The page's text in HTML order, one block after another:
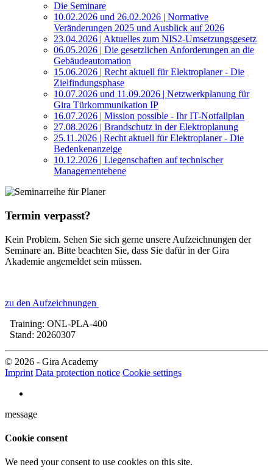
Die Seminare
10.02.2026 und 26.02.2026 | Normative
Veränderungen 2025 und Ausblick auf 2026
23.04.2026 | Aktuelles zum NIS2-Umsetzungsgesetz
06.05.2026 | Die gesetzlichen Anforderungen an die
Gebäudeautomation
15.06.2026 | Recht aktuell für Elektroplaner - Die
Zielfindungsphase
10.07.2026 und 11.09.2026 | Netzwerkplanung für
Gira Türkommunikation IP
16.07.2026 | Mission possible - Ihr IT-Notfallplan
27.08.2026 | Brandschutz in der Elektroplanung
25.11.2026 | Recht aktuell für Elektroplaner - Die
Bedenkenanzeige
10.12.2026 | Liegenschaften auf technischer
Managementebene
Termin verpasst?
Kein Problem. Sehen Sie sich gerne unsere Aufzeichnungen der
Seminare an. Bitte beachten Sie, dass Sie dafür in der Gira
Akademie angemeldet sein müssen.
zu den Aufzeichnungen
Training: ONL-PLA-400
Stand: 20260307
© 2026 - Gira Academy
Imprint Data protection notice Cookie settings
message
Cookie consent
We need your consent to use cookies on this site.